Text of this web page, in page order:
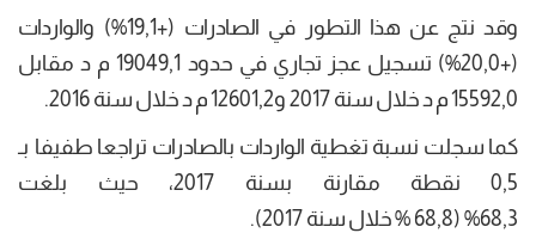
وقد نتج عن هذا التطور في الصادرات (+19,1%) والواردات
(+20,0%) تسجيل عجز تجاري في حدود 19049,1 م د مقابل
15592,0 م د خلال سنة 2017 و12601,2 م د خلال سنة 2016.
كما سجلت نسبة تغطية الواردات بالصادرات تراجعا طفيفا بـ
0,5 نقطة مقارنة بسنة 2017، حيث بلغت
68,3% (68,8 % خلال سنة 2017).